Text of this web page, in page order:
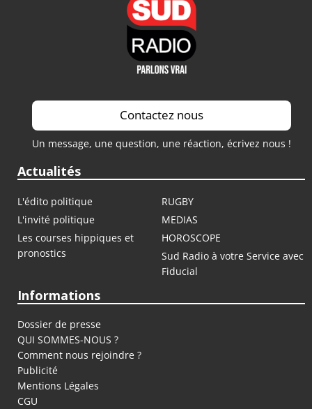
Contactez nous
Un message, une question, une réaction, écrivez nous !
Actualités
L'édito politique
RUGBY
L'invité politique
MEDIAS
Les courses hippiques et
pronostics
HOROSCOPE
Sud Radio à votre Service avec
Fiducial
Informations
Dossier de presse
QUI SOMMES-NOUS ?
Comment nous rejoindre ?
Publicité
Mentions Légales
CGU